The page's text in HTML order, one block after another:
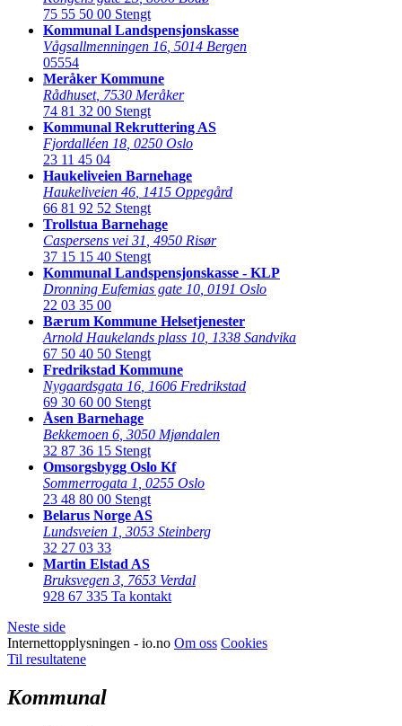
75 55 50 00 Stengt
Kommunal Landspensjonskasse
Vågsallmenningen 16 5014 Bergen
05554
Meråker Kommune
Rådhuset, 7530 Meråker
74 81 32 00 Stengt
Kommunal Rekruttering AS
Fjordalléen 18 0250 Oslo
23 11 45 04
Haukeliveien Barnehage
Haukeliveien 46 1415 Oppegård
66 81 92 52 Stengt
Trollstua Barnehage
Caspersens vei 31 4950 Risør
37 15 15 40 Stengt
Kommunal Landspensjonskasse - KLP
Dronning Eufemias gate 10 0191 Oslo
22 03 35 00
Bærum Kommune Helsetjenester
Arnold Haukelands plass 10 1338 Sandvika
67 50 40 50 Stengt
Fredrikstad Kommune
Nygaardsgata 16 1606 Fredrikstad
69 30 60 00 Stengt
Åsen Barnehage
Bekkemoen 6 3050 Mjøndalen
32 87 36 15 Stengt
Omsorgsbygg Oslo Kf
Sommerrogata 1 0255 Oslo
23 48 80 00 Stengt
Belarus Norge AS
Lundsveien 1 3053 Steinberg
32 27 03 33
Martin Elstad AS
Bruksvegen 3 7653 Verdal
928 67 335 Ta kontakt
Neste side
Internettopplysningen - io.no Om oss Cookies
Til resultatene
Kommunal